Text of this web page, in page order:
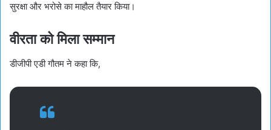
सुरक्षा और भरोसे का माहौल तैयार किया।
वीरता को मिला सम्मान
डीजीपी एडी गौतम ने कहा कि,